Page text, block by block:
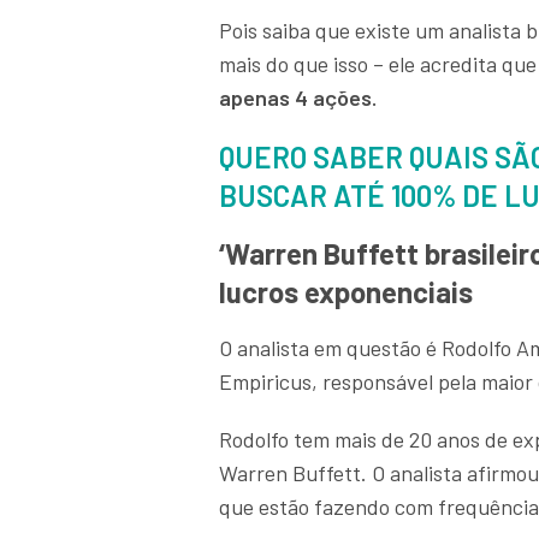
Pois saiba que existe um analista
mais do que isso – ele acredita
apenas 4 ações.
QUERO SABER QUAIS
BUSCAR ATÉ 100% DE
‘Warren Buffett
lucros exponenciais
O analista em questão é Rodolfo
Empiricus, responsável pela
Rodolfo tem mais de 20 anos de
Warren Buffett. O analista
que estão fazendo com